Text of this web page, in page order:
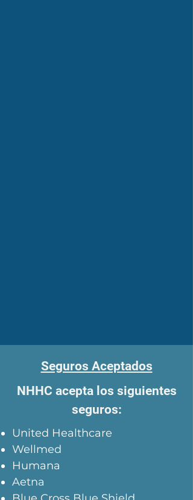
Seguros Aceptados
NHHC acepta los siguientes
seguros:
United Healthcare
Wellmed
Humana
Aetna